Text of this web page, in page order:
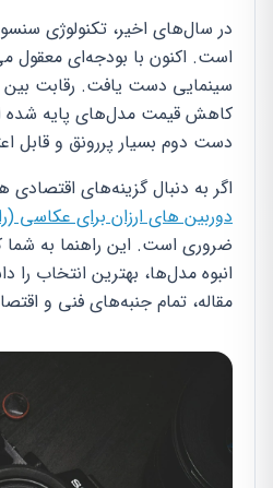
در سال‌های اخیر، تکنولوژی
است. اکنون با بودجه‌ای معقول
سینمایی دست یافت. رقابت بین
کاهش قیمت مدل‌های پایه شده
دست دوم بسیار پررونق و قابل
اگر به دنبال گزینه‌های اقتصادی
دوربین های ارزان برای عکاسی
ضروری است. این راهنما به
انبوه مدل‌ها، بهترین انتخاب را
مقاله، تمام جنبه‌های فنی و